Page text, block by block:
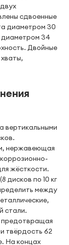
сдвоенные
диаметром 30
диаметром 34
Двойные
вертикальными
нержавеющая
жёсткости.
дисков по 10 кг
между
стали.
предотвращая
твёрдость 62
На концах